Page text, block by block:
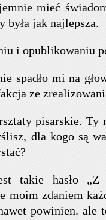
mieć
była jak najlepsza.
i opublikowaniu
spadło mi na
ze
pisarskie. Ty
dla kogo są
takie hasło
moim zdaniem
powinien. ale